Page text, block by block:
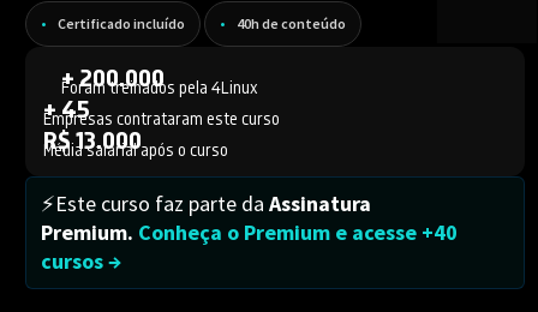
Certificado incluído 40h de conteúdo
+ 200.000
Foram treinados pela 4Linux
+ 45
Empresas contrataram este curso
R$ 13.000
Média salarial após o curso
⚡Este curso faz parte da Assinatura
Premium. Conheça o Premium e acesse +40
cursos →